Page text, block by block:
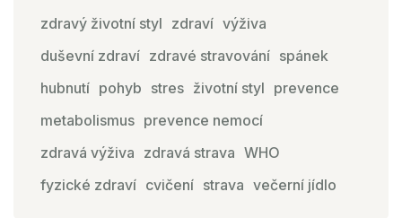
zdravý životní styl zdraví výživa
duševní zdraví zdravé stravování spánek
hubnutí pohyb stres životní styl prevence
metabolismus prevence nemocí
zdravá výživa zdravá strava WHO
fyzické zdraví cvičení strava večerní jídlo